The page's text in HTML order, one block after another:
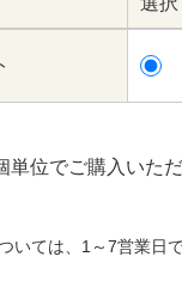
単位でご購入いた
いては、1～7営業日